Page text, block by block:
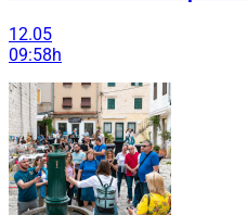
12.05
09:58h